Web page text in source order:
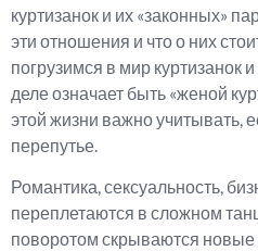
куртизанок и их «законных»
эти отношения и что о них
погрузимся в мир куртизанок
деле означает быть «женой
этой жизни важно учитывать,
перепутье.
Романтика, сексуальность,
переплетаются в сложном
поворотом скрываются новые